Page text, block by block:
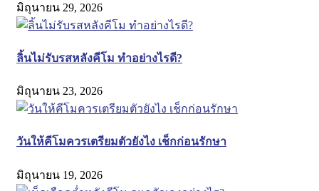
มิถุนายน 29, 2026
ลิ้นไม่รับรสหลังคีโม ทำอย่างไรดี?
มิถุนายน 23, 2026
วันให้คีโมควรเตรียมตัวยังไง เช็กก่อนรักษา
มิถุนายน 19, 2026